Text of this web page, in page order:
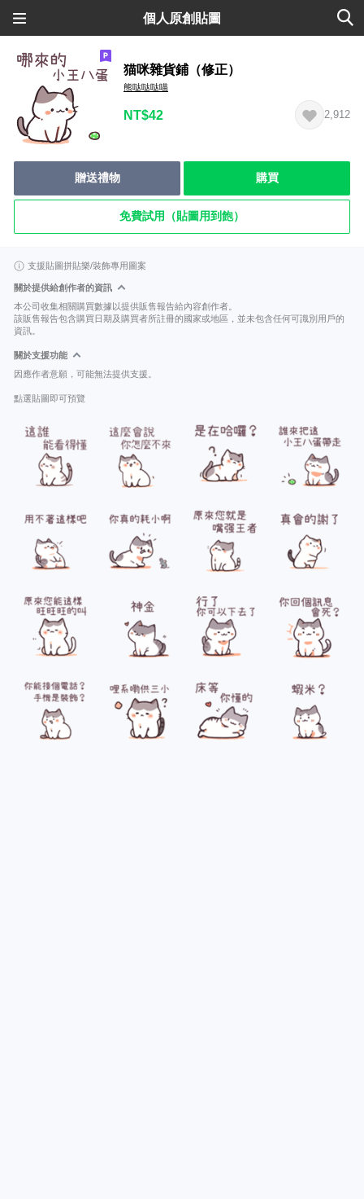
個人原創貼圖
猫咪雜貨鋪（修正）
熊哒哒哒喵
NT$42 2,912
贈送禮物 購買
免費試用（貼圖用到飽）
支援貼圖拼貼樂/裝飾專用圖案
關於提供給創作者的資訊
本公司收集相關購買數據以提供販售報告給內容創作者。
該販售報告包含購買日期及購買者所註冊的國家或地區，並未包含任何可識別用戶的
資訊。
關於支援功能
因應作者意願，可能無法提供支援。
點選貼圖即可預覽